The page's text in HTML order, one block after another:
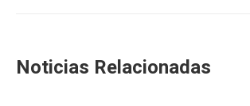
Noticias Relacionadas